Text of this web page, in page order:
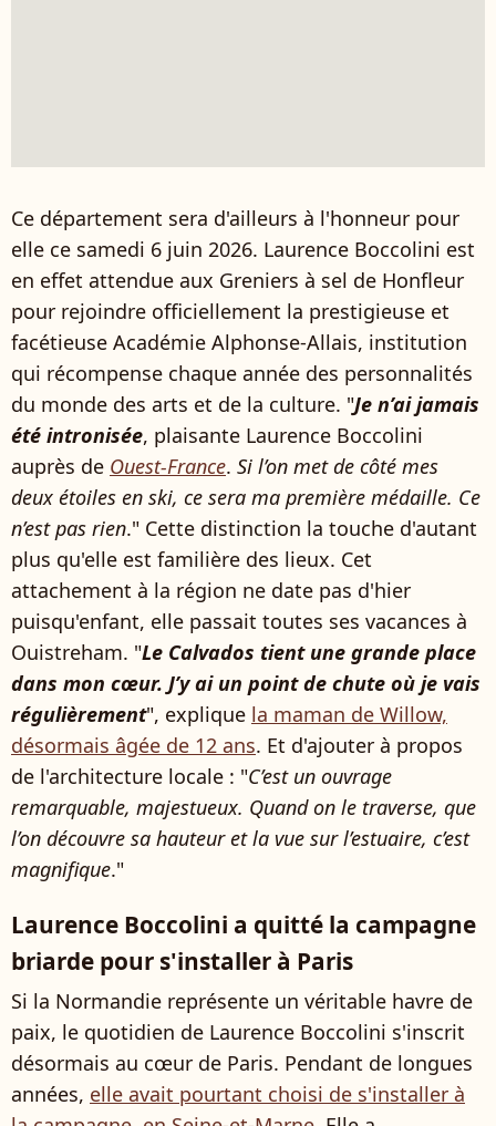
Ce département sera d'ailleurs à l'honneur pour
elle ce samedi 6 juin 2026. Laurence Boccolini est
en effet attendue aux Greniers à sel de Honfleur
pour rejoindre officiellement la prestigieuse et
facétieuse Académie Alphonse-Allais, institution
qui récompense chaque année des personnalités
du monde des arts et de la culture. "Je n’ai jamais
été intronisée, plaisante Laurence Boccolini
auprès de Ouest-France. Si l’on met de côté mes
deux étoiles en ski, ce sera ma première médaille. Ce
n’est pas rien." Cette distinction la touche d'autant
plus qu'elle est familière des lieux. Cet
attachement à la région ne date pas d'hier
puisqu'enfant, elle passait toutes ses vacances à
Ouistreham. "Le Calvados tient une grande place
dans mon cœur. J’y ai un point de chute où je vais
régulièrement", explique la maman de Willow,
désormais âgée de 12 ans. Et d'ajouter à propos
de l'architecture locale : "C’est un ouvrage
remarquable, majestueux. Quand on le traverse, que
l’on découvre sa hauteur et la vue sur l’estuaire, c’est
magnifique."
Laurence Boccolini a quitté la campagne
briarde pour s'installer à Paris
Si la Normandie représente un véritable havre de
paix, le quotidien de Laurence Boccolini s'inscrit
désormais au cœur de Paris. Pendant de longues
années, elle avait pourtant choisi de s'installer à